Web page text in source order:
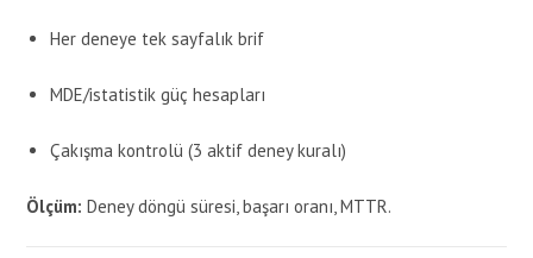
Her deneye tek sayfalık brif
MDE/istatistik güç hesapları
Çakışma kontrolü (3 aktif deney kuralı)
Ölçüm: Deney döngü süresi, başarı oranı, MTTR.